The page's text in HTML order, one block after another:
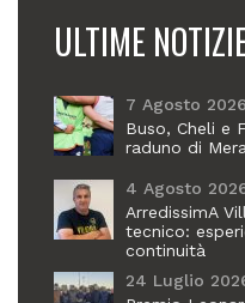
ULTIME
7 Agosto 2026
Buso, Cheli e
raduno di
4 Agosto
ArredissimA
tecnico:
continuità
24 Luglio